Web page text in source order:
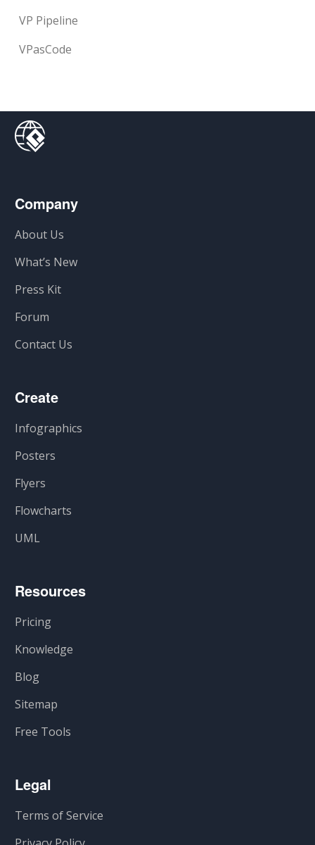
VP Pipeline
VPasCode
Company
About Us
What’s New
Press Kit
Forum
Contact Us
Create
Infographics
Posters
Flyers
Flowcharts
UML
Resources
Pricing
Knowledge
Blog
Sitemap
Free Tools
Legal
Terms of Service